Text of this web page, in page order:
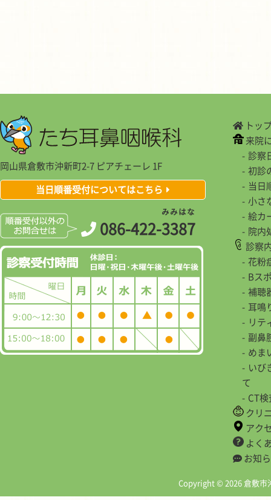
岡山県倉敷市沖新町2-7 ピアチェーレ 1F
当日順番受付についてはこちら
086-422-3
み
3
み
8
は
7
な
トッ
来院
診察
初診
当日
小さ
絵カ
院内
診察
花粉
Bス
補聴
耳鳴
リテ
副鼻
めま
いび
て
CT
クリ
アク
よく
お知
Copyright © 2026 倉敷市